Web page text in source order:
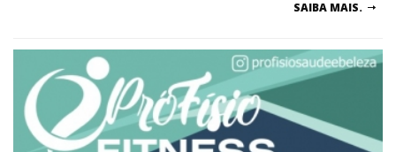
SAIBA MAIS.